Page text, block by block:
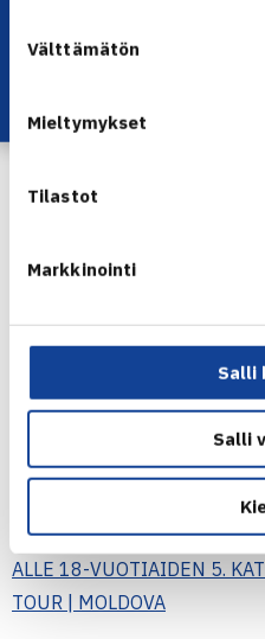
valinta
Välttämätön
Mieltymykset
Tilastot
Markkinointi
Salli
Salli
Felix Alopaeus
Alle 18-vuotiaiden ITF
tällä viikolla kotiintuomisina
ALLE 18-VUOTIAIDEN 4.
TOUR | RUOTSI
ALLE 18-VUOTIAIDEN 5.
TOUR | MOLDOVA
Lataa OmaTennis!